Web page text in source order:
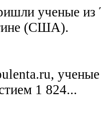
ученые из
(США).
1 824...